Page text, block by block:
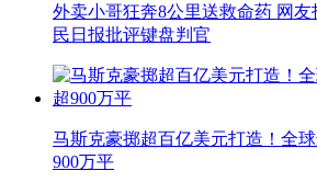
外卖小哥狂奔8公里送救命药 网友
民日报批评键盘判官
马斯克豪掷超百亿美元打造！全
900万平